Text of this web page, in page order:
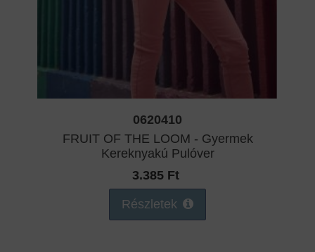
0620410
FRUIT OF THE LOOM - Gyermek
Kereknyakú Pulóver
3.385 Ft
Részletek